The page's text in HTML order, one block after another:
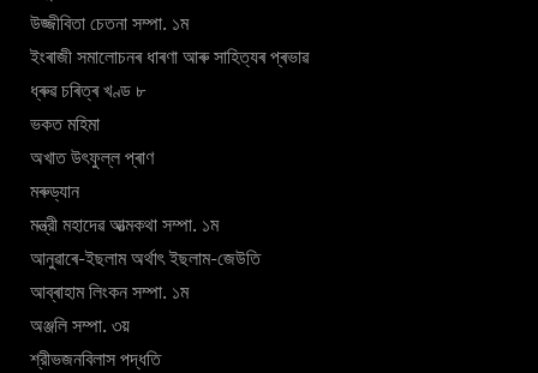
উজ্জীবিতা চেতনা সম্পা. ১ম
ইংৰাজী সমালোচনৰ ধাৰণা আৰু সাহিত্যৰ প্ৰভাৱ
ধ্ৰুৱ চৰিত্ৰ খণ্ড ৮
ভকত মহিমা
অখাত উৎফুল্ল প্ৰাণ
মৰুড্যান
মন্ত্রী মহাদেৱ আত্মকথা সম্পা. ১ম
আনুৱাৰে-ইছলাম অৰ্থাৎ ইছলাম-জেউতি
আব্ৰাহাম লিংকন সম্পা. ১ম
অঞ্জলি সম্পা. ৩য়
শ্রীভজনবিলাস পদ্ধতি